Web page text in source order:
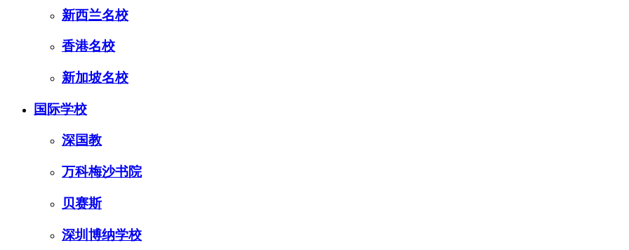
新西兰名校
香港名校
新加坡名校
国际学校
深国教
万科梅沙书院
贝赛斯
深圳博纳学校